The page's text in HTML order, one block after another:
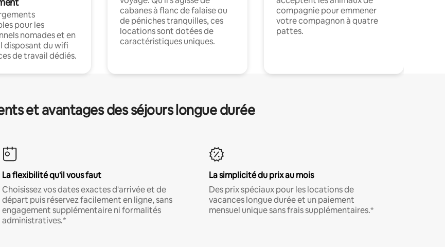
pour les
nomades et en
disposant du wifi
de travail dédiés.
cabanes à flanc de falaise ou
de péniches tranquilles, ces
locations sont dotées de
caractéristiques uniques.
compagnie pour emmener
votre compagnon à quatre
pattes.
et avantages des séjours longue durée
La flexibilité qu'il vous faut
Choisissez vos dates exactes d'arrivée et de
départ puis réservez facilement en ligne, sans
engagement supplémentaire ni formalités
administratives.*
La simplicité du prix au mois
Des prix spéciaux pour les locations de
vacances longue durée et un paiement
mensuel unique sans frais supplémentaires.*